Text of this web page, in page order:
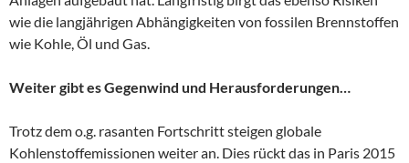
wie die langjährigen Abhängigkeiten von fossilen Brennstoffen
wie Kohle, Öl und Gas.
Weiter gibt es Gegenwind und Herausforderungen…
Trotz dem o.g. rasanten Fortschritt steigen globale
Kohlenstoffemissionen weiter an. Dies rückt das in Paris 2015